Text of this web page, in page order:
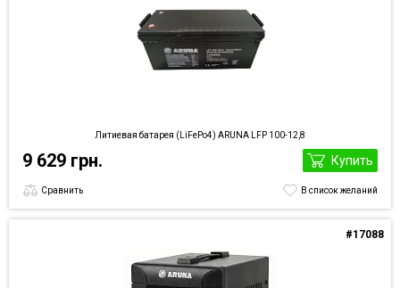
Литиевая батарея (LiFePo4) ARUNA LFP 100-12,8
9 629 грн. Купить
Сравнить В список желаний
#17088